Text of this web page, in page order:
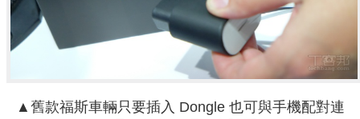
▲舊款福斯車輛只要插入 Dongle 也可與手機配對連